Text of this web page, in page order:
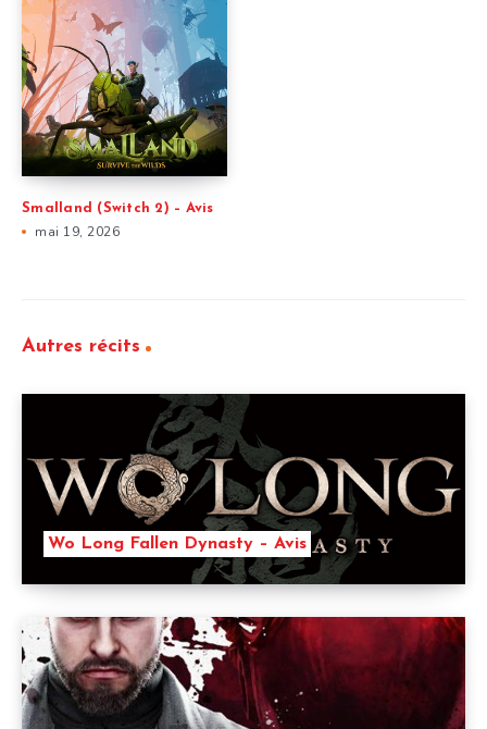
Smalland (Switch 2) – Avis
mai 19, 2026
Autres récits
Wo Long Fallen Dynasty – Avis